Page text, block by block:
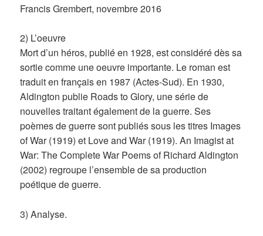
Francis Grembert, novembre 2016
2) L’oeuvre
Mort d’un héros, publié en 1928, est considéré dès sa
sortie comme une oeuvre importante. Le roman est
traduit en français en 1987 (Actes-Sud). En 1930,
Aldington publie Roads to Glory, une série de
nouvelles traitant également de la guerre. Ses
poèmes de guerre sont publiés sous les titres Images
of War (1919) et Love and War (1919). An Imagist at
War: The Complete War Poems of Richard Aldington
(2002) regroupe l’ensemble de sa production
poétique de guerre.
3) Analyse.